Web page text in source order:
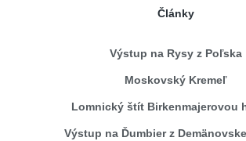
Články
Výstup na Rysy z Poľska
Moskovský Kremeľ
Lomnický štít Birkenmajerovou
Výstup na Ďumbier z